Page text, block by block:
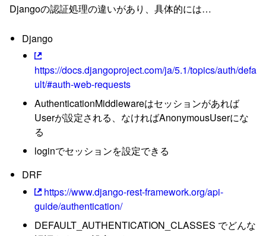
Djangoの認証処理の違いがあり、具体的には…
Django
https://docs.djangoproject.com/ja/5.1/topics/auth/defa
ult/#auth-web-requests
AuthenticationMiddlewareはセッションがあれば
Userが設定される、なければAnonymousUserにな
る
loginでセッションを設定できる
DRF
https://www.django-rest-framework.org/api-
guide/authentication/
DEFAULT_AUTHENTICATION_CLASSES でどんな